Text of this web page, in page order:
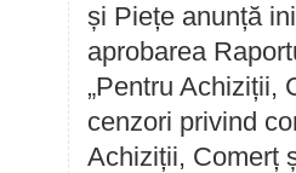
și Piețe anunță
aprobarea
„Pentru Achiziții,
cenzori privind
Achiziții, Comerț